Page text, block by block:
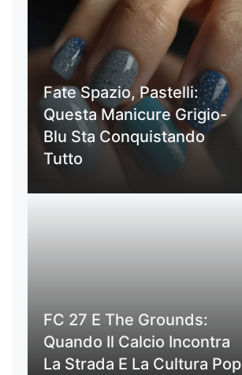
Fate Spazio, Pastelli:
Questa Manicure Grigio-
Blu Sta Conquistando
Tutto
FC 27 E The Grounds:
Quando Il Calcio Incontra
La Strada E La Cultura Pop